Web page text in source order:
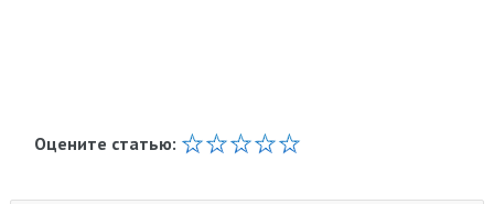
Оцените статью: